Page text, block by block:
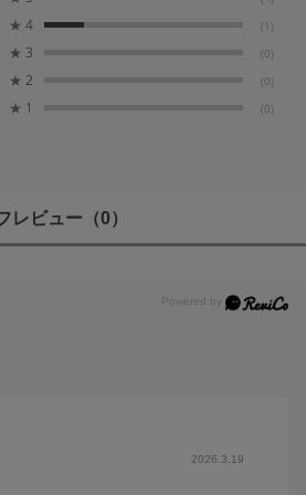
時間を短縮できるフォーカ
★ 4 (1)
★ 3 (0)
★ 2 (0)
★ 1 (0)
レビュー （0）
2026.3.19